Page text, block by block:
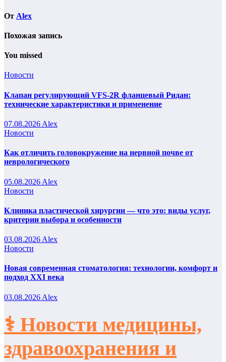
От Alex
Похожая запись
You missed
Новости
Клапан регулирующий VFS-2R фланцевый Ридан:
технические характеристики и применение
07.08.2026 Alex
Новости
Как отличить головокружение на нервной почве от
неврологического
05.08.2026 Alex
Новости
Клиника пластической хирургии — что это: виды услуг,
критерии выбора и особенности
03.08.2026 Alex
Новости
Новая современная стоматология: технологии, комфорт и
подход XXI века
03.08.2026 Alex
⚕️ Новости медицины,
здравоохранения и